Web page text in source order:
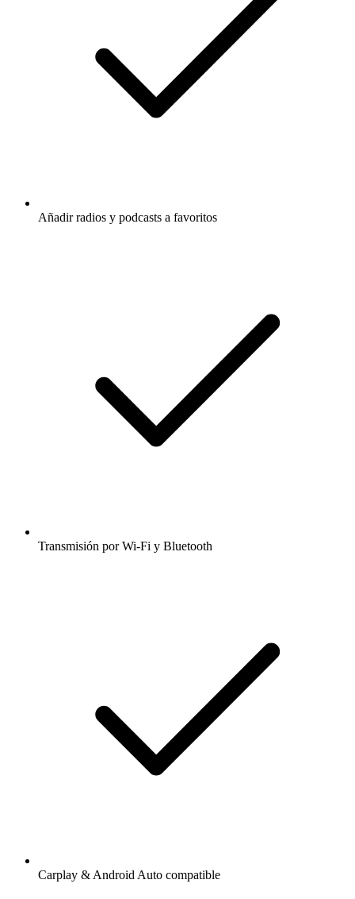
Añadir radios y podcasts a favoritos
Transmisión por Wi-Fi y Bluetooth
Carplay & Android Auto compatible